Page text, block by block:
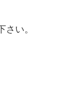
い。